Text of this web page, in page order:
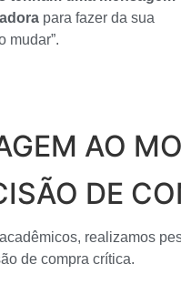
para fazer da sua
mudar”.
AO
DE
realizamos
de compra crítica.